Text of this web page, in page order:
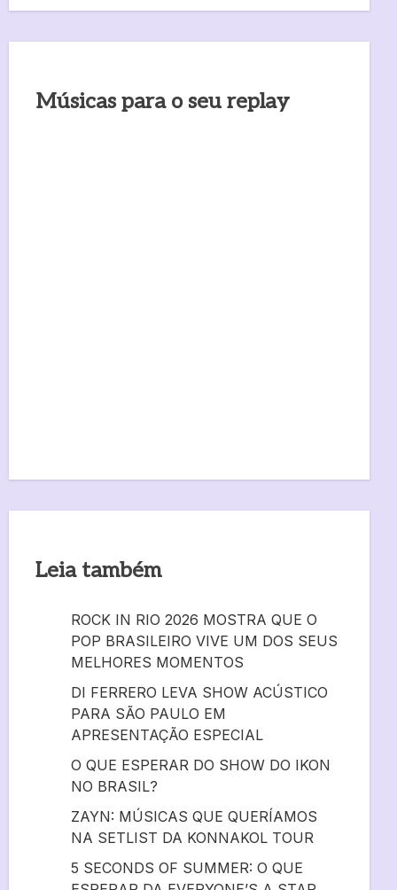
Músicas para o seu replay
Leia também
ROCK IN RIO 2026 MOSTRA QUE O
POP BRASILEIRO VIVE UM DOS SEUS
MELHORES MOMENTOS
DI FERRERO LEVA SHOW ACÚSTICO
PARA SÃO PAULO EM
APRESENTAÇÃO ESPECIAL
O QUE ESPERAR DO SHOW DO IKON
NO BRASIL?
ZAYN: MÚSICAS QUE QUERÍAMOS
NA SETLIST DA KONNAKOL TOUR
5 SECONDS OF SUMMER: O QUE